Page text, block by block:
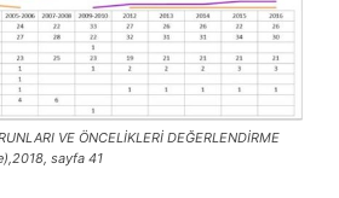
VE ÖNCELİKLERİ DEĞERLENDİRME
sayfa 41